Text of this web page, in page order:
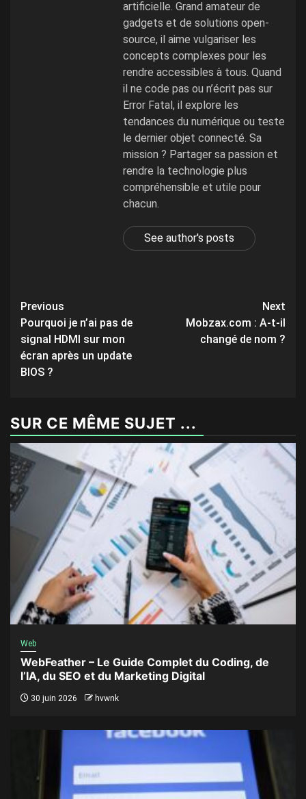
artificielle. Grand amateur de
gadgets et de solutions open-
source, il aime vulgariser les
concepts complexes pour les
rendre accessibles à tous. Quand
il ne code pas ou n’écrit pas sur
Error Fatal, il explore les
tendances du numérique ou teste
le dernier objet connecté. Sa
mission ? Partager sa passion et
rendre la technologie plus
compréhensible et utile pour
chacun.
See author's posts
Post
navigation
Previous
Pourquoi je n’ai pas de
signal HDMI sur mon
écran après un update
BIOS ?
Next
Mobzax.com : A-t-il
changé de nom ?
SUR CE MÊME SUJET ...
Web
WebFeather – Le Guide Complet du Coding, de
l’IA, du SEO et du Marketing Digital
30 juin 2026 hvwnk